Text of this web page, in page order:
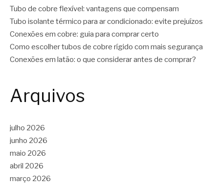
Tubo de cobre flexível: vantagens que compensam
Tubo isolante térmico para ar condicionado: evite prejuízos
Conexões em cobre: guia para comprar certo
Como escolher tubos de cobre rígido com mais segurança
Conexões em latão: o que considerar antes de comprar?
Arquivos
julho 2026
junho 2026
maio 2026
abril 2026
março 2026